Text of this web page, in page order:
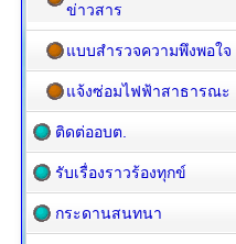
ข่าวสาร
แบบสำรวจความพึงพอใจ
แจ้งซ่อมไฟฟ้าสาธารณะ
ติดต่ออบต.
รับเรื่องราวร้องทุกข์
กระดานสนทนา